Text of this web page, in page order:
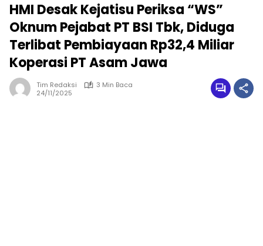
HMI Desak Kejatisu Periksa “WS”
Oknum Pejabat PT BSI Tbk, Diduga
Terlibat Pembiayaan Rp32,4 Miliar
Koperasi PT Asam Jawa
Tim Redaksi
3 Min Baca
24/11/2025